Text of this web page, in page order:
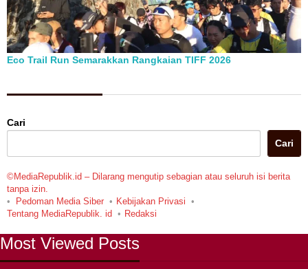
Eco Trail Run Semarakkan Rangkaian TIFF 2026
Cari
Cari
©MediaRepublik.id – Dilarang mengutip sebagian atau seluruh isi berita
tanpa izin.
Pedoman Media Siber
Kebijakan Privasi
Tentang MediaRepublik. id
Redaksi
Most Viewed Posts